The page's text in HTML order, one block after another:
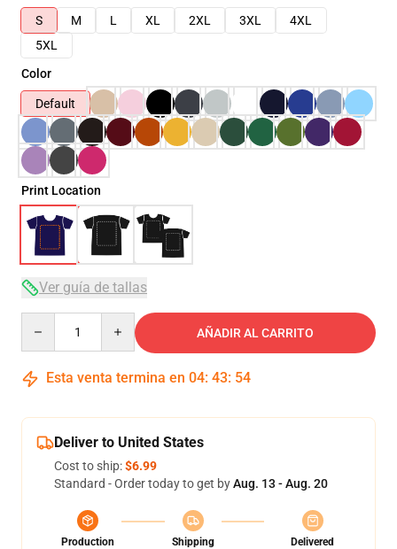
S
M L XL 2XL 3XL
4XL
5XL
Color
Default
Print Location
Ver guía de tallas
AÑADIR AL CARRITO
Esta venta termina en 04: 43: 53
Deliver to United States
Cost to ship:$6.99
Standard - Order today to get byAug. 13 - Aug. 20
Production
Shipping
Delivered